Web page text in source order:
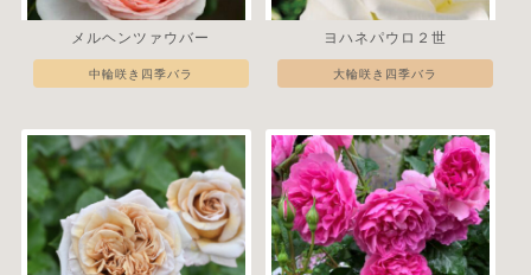
メルヘンツァウバー
中輪咲き四季バラ
ヨハネパウロ２世
大輪咲き四季バラ